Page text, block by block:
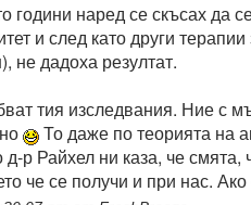
години наред се скъсах да
и след като други
не дадоха резултат.
тия изследвания. Ние с
То даже по теорията на
р Райхел ни каза, че
че се получи и при нас.